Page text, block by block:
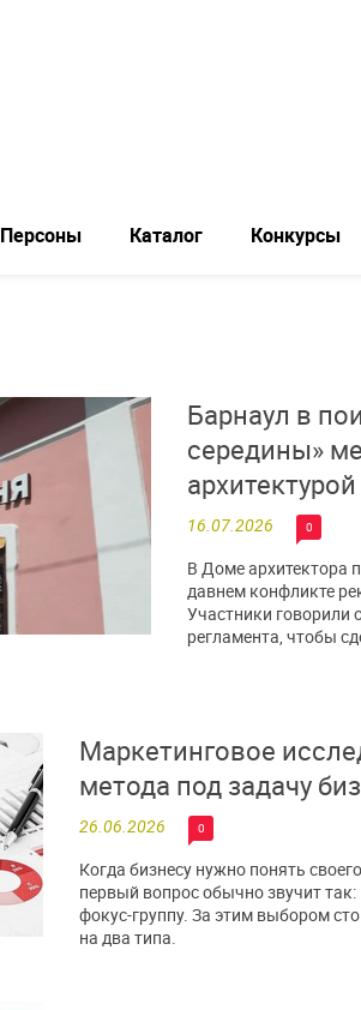
Персоны Каталог Конкурсы
Барнаул в
середины»
архитектурой
16.07.2026 0
В Доме архитектора
давнем конфликте
Участники говорили
регламента, чтобы
Маркетинговое
метода под задачу
26.06.2026 0
Когда бизнесу нужно понять
первый вопрос обычно звучит
фокус-группу. За этим выбором
на два типа.